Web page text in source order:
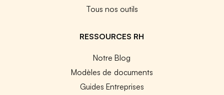
Tous nos outils
RESSOURCES RH
Notre Blog
Modèles de documents
Guides Entreprises